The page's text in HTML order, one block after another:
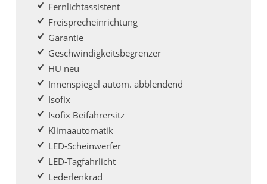
Fernlichtassistent
Freisprecheinrichtung
Garantie
Geschwindigkeitsbegrenzer
HU neu
Innenspiegel autom. abblendend
Isofix
Isofix Beifahrersitz
Klimaautomatik
LED-Scheinwerfer
LED-Tagfahrlicht
Lederlenkrad